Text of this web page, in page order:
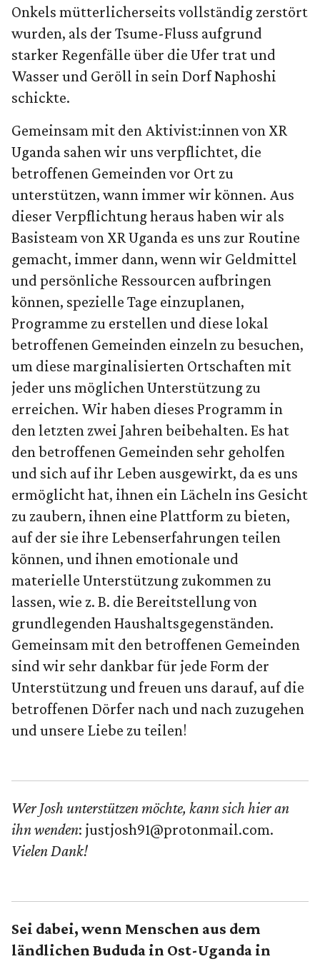
Onkels mütterlicherseits vollständig zerstört
wurden, als der Tsume-Fluss aufgrund
starker Regenfälle über die Ufer trat und
Wasser und Geröll in sein Dorf Naphoshi
schickte.
Gemeinsam mit den Aktivist:innen von XR
Uganda sahen wir uns verpflichtet, die
betroffenen Gemeinden vor Ort zu
unterstützen, wann immer wir können. Aus
dieser Verpflichtung heraus haben wir als
Basisteam von XR Uganda es uns zur Routine
gemacht, immer dann, wenn wir Geldmittel
und persönliche Ressourcen aufbringen
können, spezielle Tage einzuplanen,
Programme zu erstellen und diese lokal
betroffenen Gemeinden einzeln zu besuchen,
um diese marginalisierten Ortschaften mit
jeder uns möglichen Unterstützung zu
erreichen. Wir haben dieses Programm in
den letzten zwei Jahren beibehalten. Es hat
den betroffenen Gemeinden sehr geholfen
und sich auf ihr Leben ausgewirkt, da es uns
ermöglicht hat, ihnen ein Lächeln ins Gesicht
zu zaubern, ihnen eine Plattform zu bieten,
auf der sie ihre Lebenserfahrungen teilen
können, und ihnen emotionale und
materielle Unterstützung zukommen zu
lassen, wie z. B. die Bereitstellung von
grundlegenden Haushaltsgegenständen.
Gemeinsam mit den betroffenen Gemeinden
sind wir sehr dankbar für jede Form der
Unterstützung und freuen uns darauf, auf die
betroffenen Dörfer nach und nach zuzugehen
und unsere Liebe zu teilen!
Wer Josh unterstützen möchte, kann sich hier an
ihn wenden: justjosh91@protonmail.com.
Vielen Dank!
Sei dabei, wenn Menschen aus dem
ländlichen Bududa in Ost-Uganda in